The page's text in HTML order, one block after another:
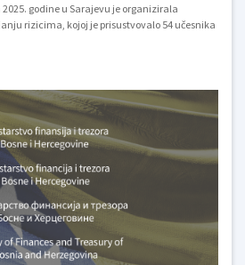
2025. godine u Sarajevu je organizirala
rizicima, kojoj je prisustvovalo 54 učesnika